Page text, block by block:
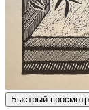
Быстрый просмотр